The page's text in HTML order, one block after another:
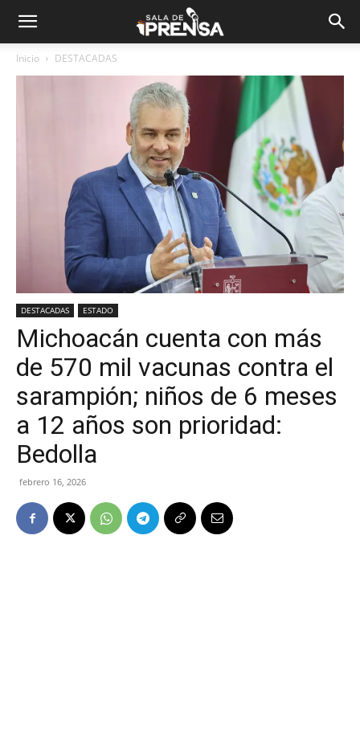
Inicio DESTACADAS
DESTACADAS ESTADO
Michoacán cuenta con más
de 570 mil vacunas contra el
sarampión; niños de 6 meses
a 12 años son prioridad:
Bedolla
febrero 16, 2026